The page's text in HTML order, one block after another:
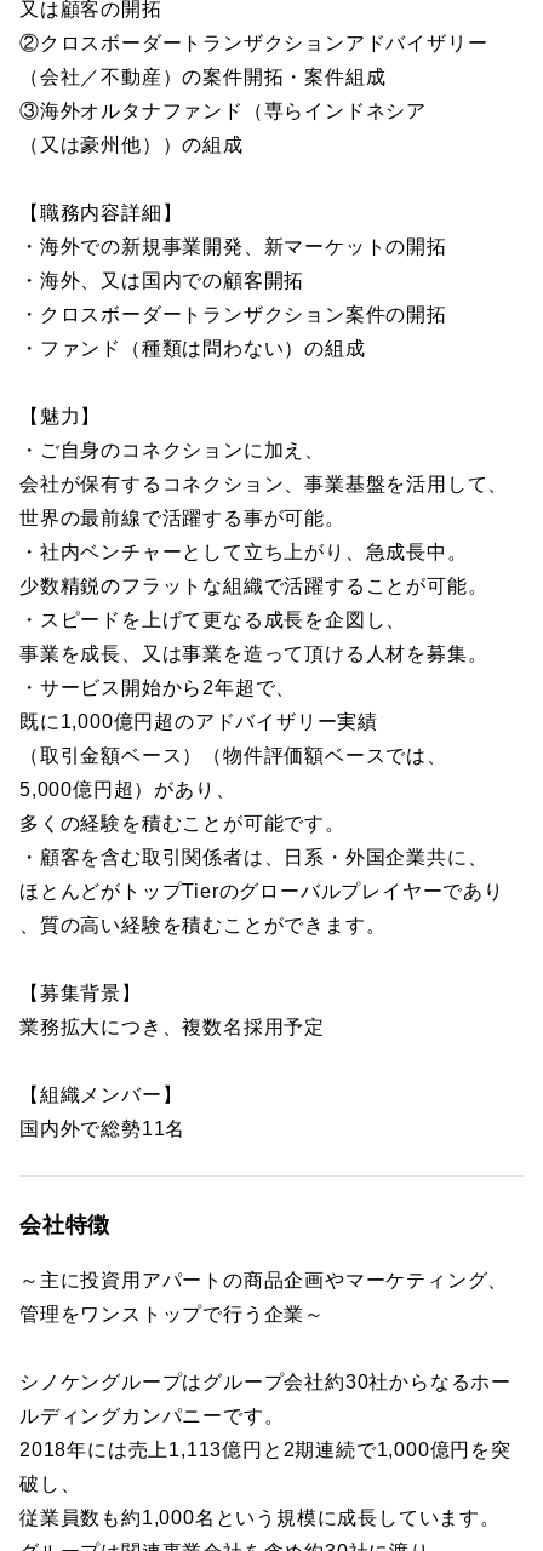
又は顧客の開拓
②クロスボーダートランザクションアドバイザリー
（会社／不動産）の案件開拓・案件組成
③海外オルタナファンド（専らインドネシア
（又は豪州他））の組成
【職務内容詳細】
・海外での新規事業開発、新マーケットの開拓
・海外、又は国内での顧客開拓
・クロスボーダートランザクション案件の開拓
・ファンド（種類は問わない）の組成
【魅力】
・ご自身のコネクションに加え、
会社が保有するコネクション、事業基盤を活用して、
世界の最前線で活躍する事が可能。
・社内ベンチャーとして立ち上がり、急成長中。
少数精鋭のフラットな組織で活躍することが可能。
・スピードを上げて更なる成長を企図し、
事業を成長、又は事業を造って頂ける人材を募集。
・サービス開始から2年超で、
既に1,000億円超のアドバイザリー実績
（取引金額ベース）（物件評価額ベースでは、
5,000億円超）があり、
多くの経験を積むことが可能です。
・顧客を含む取引関係者は、日系・外国企業共に、
ほとんどがトップTierのグローバルプレイヤーであり
、質の高い経験を積むことができます。
【募集背景】
業務拡大につき、複数名採用予定
【組織メンバー】
国内外で総勢11名
会社特徴
～主に投資用アパートの商品企画やマーケティング、
管理をワンストップで行う企業～
シノケングループはグループ会社約30社からなるホー
ルディングカンパニーです。
2018年には売上1,113億円と2期連続で1,000億円を突
破し、
従業員数も約1,000名という規模に成長しています。